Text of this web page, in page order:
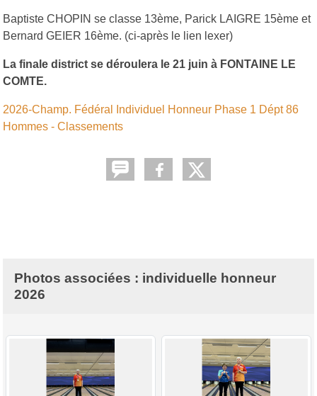
Baptiste CHOPIN se classe 13ème, Parick LAIGRE 15ème et
Bernard GEIER 16ème. (ci-après le lien lexer)
La finale district se déroulera le 21 juin à FONTAINE LE
COMTE.
2026-Champ. Fédéral Individuel Honneur Phase 1 Dépt 86
Hommes - Classements
Photos associées : individuelle honneur
2026